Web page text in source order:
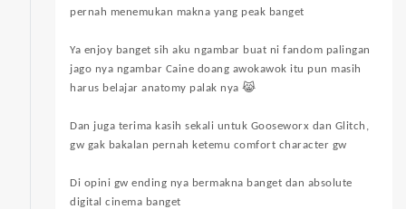
pernah menemukan makna yang peak banget
Ya enjoy banget sih aku ngambar buat ni fandom palingan
jago nya ngambar Caine doang awokawok itu pun masih
harus belajar anatomy palak nya 😹
Dan juga terima kasih sekali untuk Gooseworx dan Glitch,
gw gak bakalan pernah ketemu comfort character gw
Di opini gw ending nya bermakna banget dan absolute
digital cinema banget